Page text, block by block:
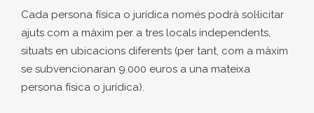
Cada persona física o jurídica només podrà sol·licitar
ajuts com a màxim per a tres locals independents,
situats en ubicacions diferents (per tant, com a màxim
se subvencionaran 9.000 euros a una mateixa
persona física o jurídica).